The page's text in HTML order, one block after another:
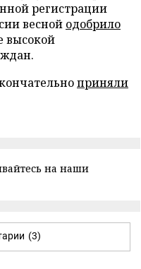
регистрации
весной одобрило
высокой
приняли
на наши
(3)